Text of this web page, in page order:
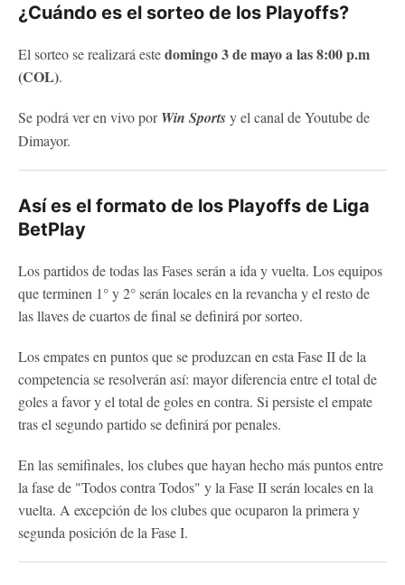
¿Cuándo es el sorteo de los Playoffs?
El sorteo se realizará estedomingo 3 de mayo a las 8:00 p.m
(COL).
Se podrá ver en vivo porWin Sportsy el canal de Youtube de
Dimayor.
Así es el formato de los Playoffs de Liga
BetPlay
Los partidos de todas las Fases serán a ida y vuelta. Los equipos
que terminen 1° y 2° serán locales en la revancha y el resto de
las llaves de cuartos de final se definirá por sorteo.
Los empates en puntos que se produzcan en esta Fase II de la
competencia se resolverán así: mayor diferencia entre el total de
goles a favor y el total de goles en contra. Si persiste el empate
tras el segundo partido se definirá por penales.
En las semifinales, los clubes que hayan hecho más puntos entre
la fase de "Todos contra Todos" y la Fase II serán locales en la
vuelta. A excepción de los clubes que ocuparon la primera y
segunda posición de la Fase I.